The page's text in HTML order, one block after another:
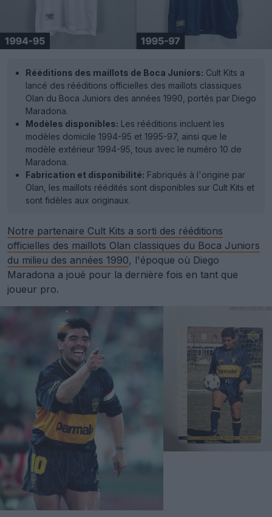
Rééditions des maillots de Boca Juniors: Cult Kits a
lancé des rééditions officielles des maillots classiques
Olan du Boca Juniors des années 1990, portés par Diego
Maradona.
Modèles disponibles: Les rééditions incluent les
modèles domicile 1994-95 et 1995-97, ainsi que le
modèle extérieur 1994-95, tous avec le numéro 10 de
Maradona.
Fabrication et disponibilité: Fabriqués à l'origine par
Olan, les maillots réédités sont disponibles sur Cult Kits et
sont fidèles aux originaux.
Notre partenaire Cult Kits a sorti des rééditions
officielles des maillots Olan classiques du Boca Juniors
du milieu des années 1990, l'époque où Diego
Maradona a joué pour la dernière fois en tant que
joueur pro.